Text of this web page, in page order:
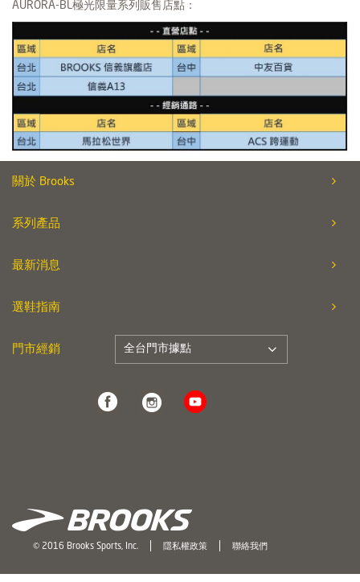
AURORA-BL極光限量系列販售店點：
關於 Brooks
系列產品
最新消息
選鞋指南
門市經銷 全台門市據點
© 2016 Brooks Sports, Inc. 隱私權政策 聯絡我們